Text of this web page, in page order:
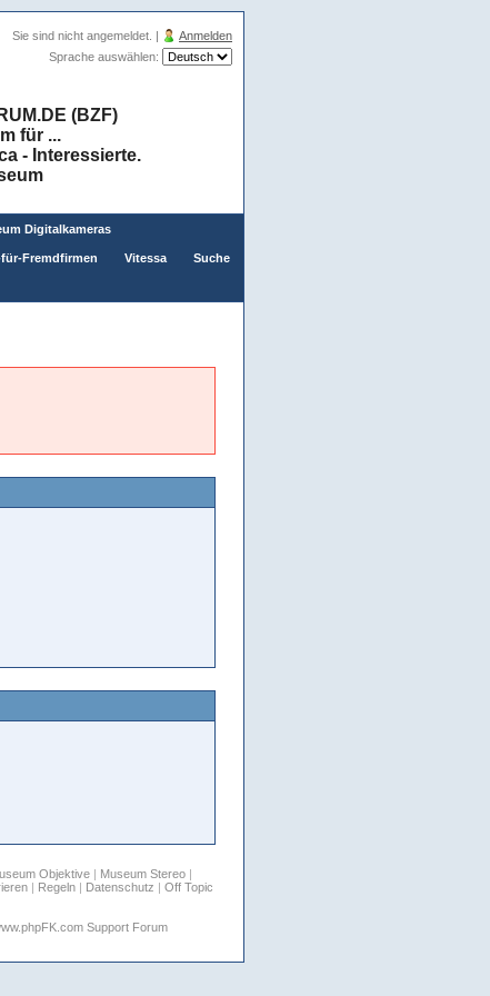
Sie sind nicht angemeldet. |
Anmelden
Sprache auswählen:
(BZF)
für ...
- Interessierte.
Digitalkameras
Fremdfirmen Vitessa Suche
Objektive Museum Stereo
| Regeln| Datenschutz
Off Topic
Support Forum